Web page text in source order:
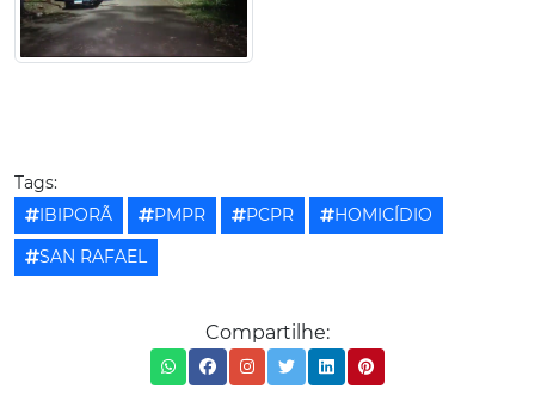
Tags:
IBIPORÃ
PMPR PCPR
HOMICÍDIO
SAN RAFAEL
Compartilhe: